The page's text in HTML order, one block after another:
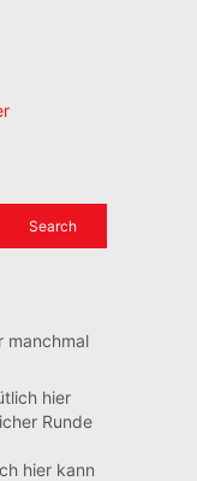
manchmal
hier kann